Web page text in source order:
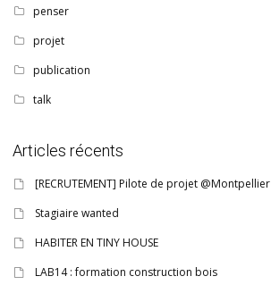
penser
projet
publication
talk
Articles récents
[RECRUTEMENT] Pilote de projet @Montpellier
Stagiaire wanted
HABITER EN TINY HOUSE
LAB14 : formation construction bois